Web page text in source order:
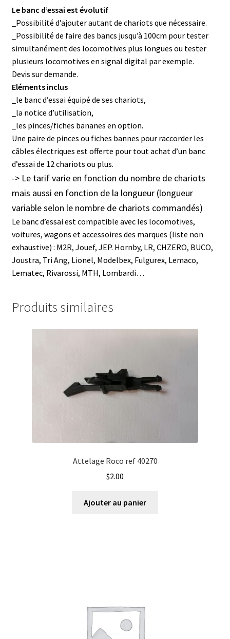
Le banc d’essai est évolutif
_Possibilité d’ajouter autant de chariots que nécessaire.
_Possibilité de faire des bancs jusqu’à 100cm pour tester
simultanément des locomotives plus longues ou tester
plusieurs locomotives en signal digital par exemple.
Devis sur demande.
Eléments inclus
_le banc d’essai équipé de ses chariots,
_la notice d’utilisation,
_les pinces/fiches bananes en option.
Une paire de pinces ou fiches bannes pour raccorder les
câbles électriques est offerte pour tout achat d’un banc
d’essai de 12 chariots ou plus.
-> Le tarif varie en fonction du nombre de chariots
mais aussi en fonction de la longueur (longueur
variable selon le nombre de chariots commandés)
Le banc d’essai est compatible avec les locomotives,
voitures, wagons et accessoires des marques (liste non
exhaustive) : M2R, Jouef, JEP. Hornby, LR, CHZERO, BUCO,
Joustra, Tri Ang, Lionel, Modelbex, Fulgurex, Lemaco,
Lematec, Rivarossi, MTH, Lombardi…
Produits similaires
Attelage Roco ref 40270
$2.00
Ajouter au panier